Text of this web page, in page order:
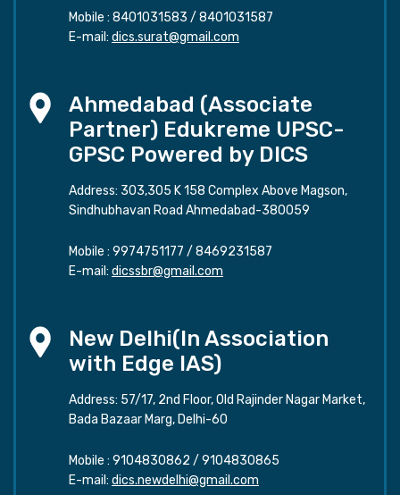
Mobile : 8401031583 / 8401031587
E-mail: dics.surat@gmail.com
Ahmedabad (Associate
Partner) Edukreme UPSC-
GPSC Powered by DICS
Address: 303,305 K 158 Complex Above Magson,
Sindhubhavan Road Ahmedabad-380059
Mobile : 9974751177 / 8469231587
E-mail: dicssbr@gmail.com
New Delhi(In Association
with Edge IAS)
Address: 57/17, 2nd Floor, Old Rajinder Nagar Market,
Bada Bazaar Marg, Delhi-60
Mobile : 9104830862 / 9104830865
E-mail: dics.newdelhi@gmail.com